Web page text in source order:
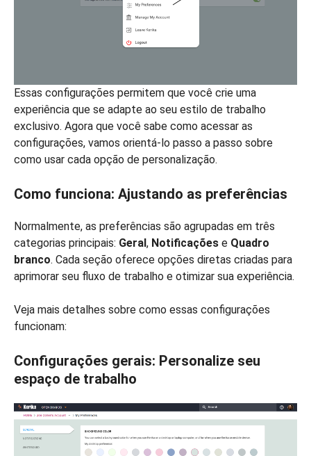
Essas configurações permitem que você crie uma
experiência que se adapte ao seu estilo de trabalho
exclusivo. Agora que você sabe como acessar as
configurações, vamos orientá-lo passo a passo sobre
como usar cada opção de personalização.
Como funciona: Ajustando as preferências
Normalmente, as preferências são agrupadas em três
categorias principais: Geral, Notificações e Quadro
branco. Cada seção oferece opções diretas criadas para
aprimorar seu fluxo de trabalho e otimizar sua experiência.
Veja mais detalhes sobre como essas configurações
funcionam:
Configurações gerais: Personalize seu
espaço de trabalho